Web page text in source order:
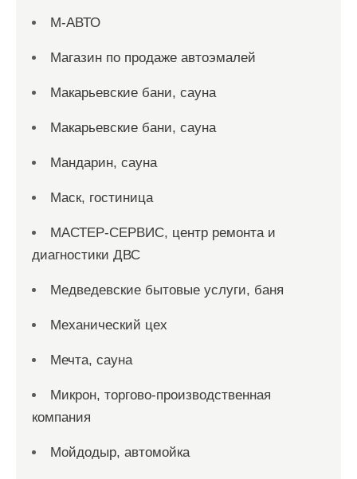
М-АВТО
Магазин по продаже автоэмалей
Макарьевские бани, сауна
Макарьевские бани, сауна
Мандарин, сауна
Маск, гостиница
МАСТЕР-СЕРВИС, центр ремонта и
диагностики ДВС
Медведевские бытовые услуги, баня
Механический цех
Мечта, сауна
Микрон, торгово-производственная
компания
Мойдодыр, автомойка